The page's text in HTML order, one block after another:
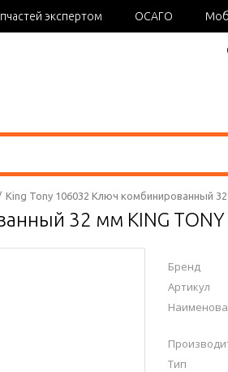
экспертом ОСАГО
King Tony 106032 Ключ комбинированный 32
32 мм KING TONY
Бренд
Артикул
Тип